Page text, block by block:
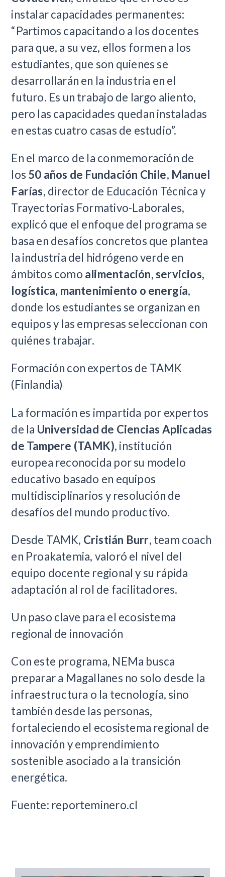
instalar capacidades permanentes:
“Partimos capacitando a los docentes
para que, a su vez, ellos formen a los
estudiantes, que son quienes se
desarrollarán en la industria en el
futuro. Es un trabajo de largo aliento,
pero las capacidades quedan instaladas
en estas cuatro casas de estudio”.
En el marco de la conmemoración de
los 50 años de Fundación Chile, Manuel
Farías, director de Educación Técnica y
Trayectorias Formativo-Laborales,
explicó que el enfoque del programa se
basa en desafíos concretos que plantea
la industria del hidrógeno verde en
ámbitos como alimentación, servicios,
logística, mantenimiento o energía,
donde los estudiantes se organizan en
equipos y las empresas seleccionan con
quiénes trabajar.
Formación con expertos de TAMK
(Finlandia)
La formación es impartida por expertos
de la Universidad de Ciencias Aplicadas
de Tampere (TAMK), institución
europea reconocida por su modelo
educativo basado en equipos
multidisciplinarios y resolución de
desafíos del mundo productivo.
Desde TAMK, Cristián Burr, team coach
en Proakatemia, valoró el nivel del
equipo docente regional y su rápida
adaptación al rol de facilitadores.
Un paso clave para el ecosistema
regional de innovación
Con este programa, NEMa busca
preparar a Magallanes no solo desde la
infraestructura o la tecnología, sino
también desde las personas,
fortaleciendo el ecosistema regional de
innovación y emprendimiento
sostenible asociado a la transición
energética.
Fuente: reporteminero.cl